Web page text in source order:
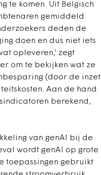
te komen. Uit Belgisch
gemiddeld
deden de
doen en dus niet iets
opleveren,’ zegt
om te bekijken wat ze
(door de inzet
Aan de hand
berekend,
van genAI bij de
wordt genAI op grote
toepassingen gebruikt